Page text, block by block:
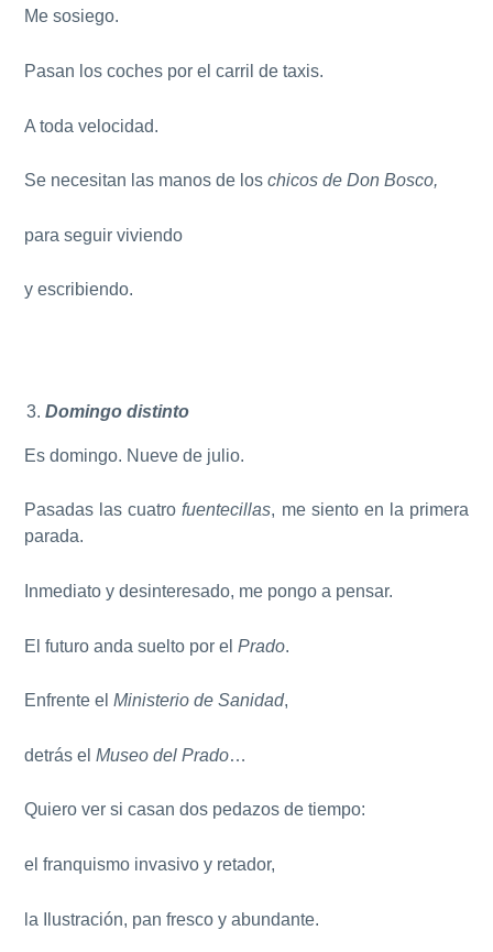
Me sosiego.
Pasan los coches por el carril de taxis.
A toda velocidad.
Se necesitan las manos de loschicos de Don Bosco,
para seguir viviendo
y escribiendo.
Domingo distinto
Es domingo. Nueve de julio.
Pasadas las cuatrofuentecillas, me siento en la primera
parada.
Inmediato y desinteresado, me pongo a pensar.
El futuro anda suelto por elPrado.
Enfrente elMinisterio de Sanidad,
detrás elMuseo del Prado…
Quiero ver si casan dos pedazos de tiempo:
el franquismo invasivo y retador,
la Ilustración, pan fresco y abundante.